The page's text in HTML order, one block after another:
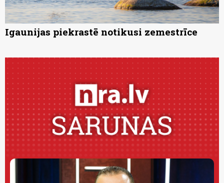
Igaunijas piekrastē notikusi zemestrīce